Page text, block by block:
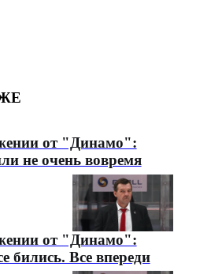
от "Динамо":
не очень вовремя
от "Динамо":
бились. Все впереди